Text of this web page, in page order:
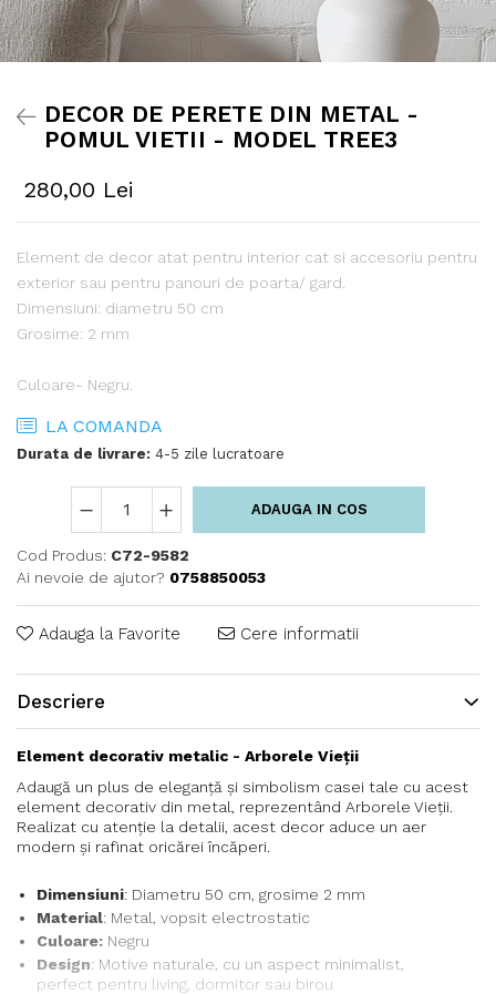
DECOR DE PERETE DIN METAL -
POMUL VIETII - MODEL TREE3
280,00 Lei
Element de decor atat pentru interior cat si accesoriu pentru
exterior sau pentru panouri de poarta/ gard.
Dimensiuni: diametru 50 cm
Grosime: 2 mm
Culoare- Negru.
LA COMANDA
Durata de livrare: 4-5 zile lucratoare
ADAUGA IN COS
Cod Produs: C72-9582
Ai nevoie de ajutor? 0758850053
Adauga la Favorite Cere informatii
Descriere
Element decorativ metalic - Arborele Vieții
Adaugă un plus de eleganță și simbolism casei tale cu acest
element decorativ din metal, reprezentând Arborele Vieții.
Realizat cu atenție la detalii, acest decor aduce un aer
modern și rafinat oricărei încăperi.
Dimensiuni: Diametru 50 cm, grosime 2 mm
Material: Metal, vopsit electrostatic
Culoare: Negru
Design: Motive naturale, cu un aspect minimalist,
perfect pentru living, dormitor sau birou